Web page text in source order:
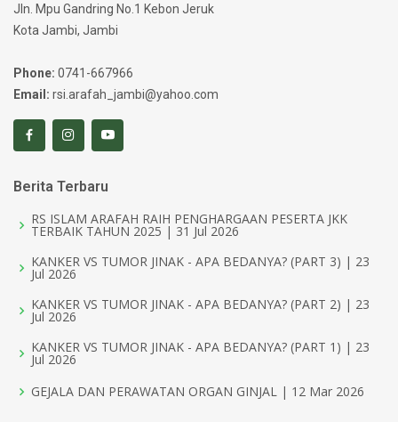
Jln. Mpu Gandring No.1 Kebon Jeruk
Kota Jambi, Jambi
Phone: 0741-667966
Email: rsi.arafah_jambi@yahoo.com
Berita Terbaru
RS ISLAM ARAFAH RAIH PENGHARGAAN PESERTA JKK
TERBAIK TAHUN 2025 | 31 Jul 2026
KANKER VS TUMOR JINAK - APA BEDANYA? (PART 3) | 23
Jul 2026
KANKER VS TUMOR JINAK - APA BEDANYA? (PART 2) | 23
Jul 2026
KANKER VS TUMOR JINAK - APA BEDANYA? (PART 1) | 23
Jul 2026
GEJALA DAN PERAWATAN ORGAN GINJAL | 12 Mar 2026